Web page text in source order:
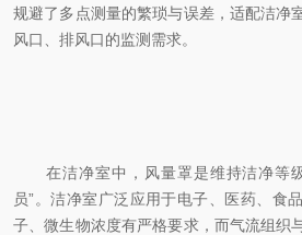
规避了多点测量的繁琐与误差，适配洁净
风口、排风口的监测需求。
在洁净室中，风量罩是维持洁净等
员”。洁净室广泛应用于电子、医药、食
子、微生物浓度有严格要求，而气流组织